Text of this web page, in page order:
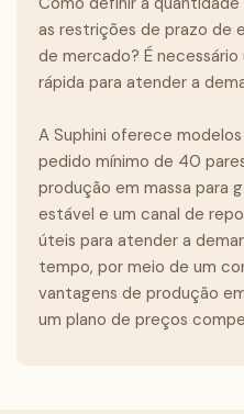
as restrições de prazo de
de mercado? É
rápida para atender a
A Suphini oferece
pedido mínimo de 40
produção em massa para
estável e um canal de
úteis para atender a
tempo, por meio de um
vantagens de produção
um plano de preços